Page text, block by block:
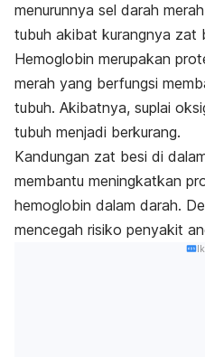
menurunnya sel darah
tubuh akibat kurangnya zat
Hemoglobin merupakan
merah yang berfungsi
tubuh. Akibatnya, suplai
tubuh menjadi berkurang.
Kandungan zat besi di
membantu meningkatkan
hemoglobin dalam darah.
mencegah risiko penyakit